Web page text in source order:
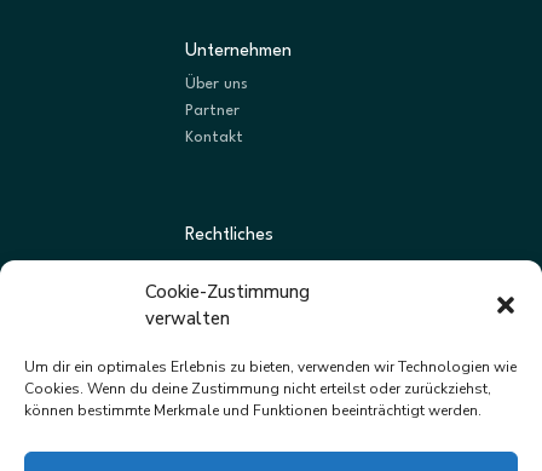
Cookie-Zustimmung
verwalten
Um dir ein optimales Erlebnis zu bieten, verwenden wir Technologien wie
Cookies. Wenn du deine Zustimmung nicht erteilst oder zurückziehst,
können bestimmte Merkmale und Funktionen beeinträchtigt werden.
Unternehmen
Über uns
Partner
Kontakt
Rechtliches
Datenschutz
Impressum
Newsletter